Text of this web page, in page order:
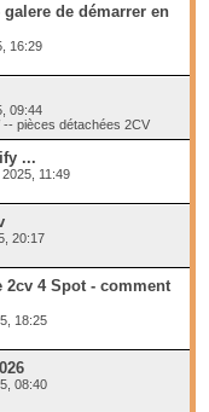
de démarrer en
16:29
09:44
-- pièces détachées 2CV
...
11:49
20:17
2cv 4 Spot - comment
18:25
08:40